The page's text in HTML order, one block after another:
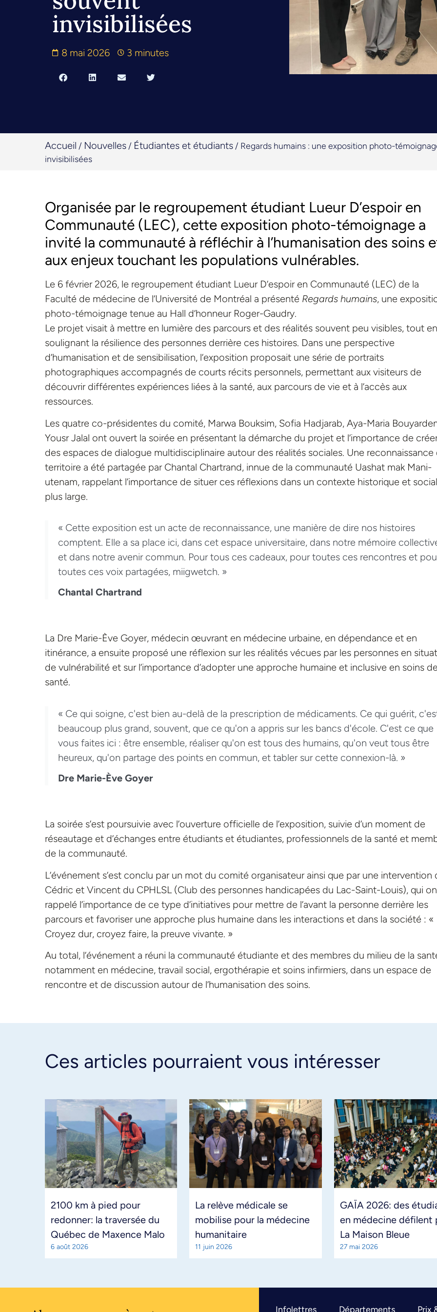
invisibilisées
8 mai 2026 3 minutes
Accueil / Nouvelles / Étudiantes et étudiants / Regards humains : une exposition photo-
invisibilisées
Organisée par le regroupement étudiant Lueur D’espoir en
Communauté (LEC), cette exposition photo-témoignage a
invité la communauté à réfléchir à l’humanisation des soins
aux enjeux touchant les populations vulnérables.
Le 6 février 2026, le regroupement étudiant Lueur D’espoir en Communauté (LEC) de la
Faculté de médecine de l’Université de Montréal a présenté Regards humains, une
photo-témoignage tenue au Hall d’honneur Roger-Gaudry.
Le projet visait à mettre en lumière des parcours et des réalités souvent peu visibles, tout en
soulignant la résilience des personnes derrière ces histoires. Dans une perspective
d’humanisation et de sensibilisation, l’exposition proposait une série de portraits
photographiques accompagnés de courts récits personnels, permettant aux visiteurs de
découvrir différentes expériences liées à la santé, aux parcours de vie et à l’accès aux
ressources.
Les quatre co-présidentes du comité, Marwa Bouksim, Sofia Hadjarab, Aya-Maria
Yousr Jalal ont ouvert la soirée en présentant la démarche du projet et l’importance de
des espaces de dialogue multidisciplinaire autour des réalités sociales. Une reconnaissance
territoire a été partagée par Chantal Chartrand, innue de la communauté Uashat mak Mani-
utenam, rappelant l’importance de situer ces réflexions dans un contexte historique et social
plus large.
« Cette exposition est un acte de reconnaissance, une manière de dire nos histoires
comptent. Elle a sa place ici, dans cet espace universitaire, dans notre mémoire
et dans notre avenir commun. Pour tous ces cadeaux, pour toutes ces rencontres et
toutes ces voix partagées, miigwetch. »
Chantal Chartrand
La Dre Marie-Ève Goyer, médecin œuvrant en médecine urbaine, en dépendance et en
itinérance, a ensuite proposé une réflexion sur les réalités vécues par les personnes en
de vulnérabilité et sur l’importance d’adopter une approche humaine et inclusive en soins de
santé.
« Ce qui soigne, c'est bien au-delà de la prescription de médicaments. Ce qui guérit,
beaucoup plus grand, souvent, que ce qu'on a appris sur les bancs d'école. C'est ce que
vous faites ici : être ensemble, réaliser qu'on est tous des humains, qu'on veut tous être
heureux, qu'on partage des points en commun, et tabler sur cette connexion-là. »
Dre Marie-Ève Goyer
La soirée s’est poursuivie avec l’ouverture officielle de l’exposition, suivie d’un moment de
réseautage et d’échanges entre étudiants et étudiantes, professionnels de la santé et
de la communauté.
L’événement s’est conclu par un mot du comité organisateur ainsi que par une intervention
Cédric et Vincent du CPHLSL (Club des personnes handicapées du Lac-Saint-Louis), qui
rappelé l’importance de ce type d’initiatives pour mettre de l’avant la personne derrière les
parcours et favoriser une approche plus humaine dans les interactions et dans la société : «
Croyez dur, croyez faire, la preuve vivante. »
Au total, l’événement a réuni la communauté étudiante et des membres du milieu de la
notamment en médecine, travail social, ergothérapie et soins infirmiers, dans un espace de
rencontre et de discussion autour de l’humanisation des soins.
Ces articles pourraient vous intéresser
2100 km à pied pour
redonner: la traversée du
Québec de Maxence Malo
6 août 2026
La relève médicale se
mobilise pour la médecine
humanitaire
11 juin 2026
GAÏA 2026: des
en médecine défilent
La Maison Bleue
27 mai 2026
Infolettres Départements Prix